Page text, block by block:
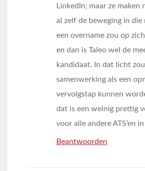
LinkedIn; maar ze maken
al zelf de beweging in
een overname zou op
en dan is Taleo wel de
kandidaat. In dat licht
samenwerking als een
vervolgstap kunnen
dat is een weinig prettig
voor alle andere ATS’en
Beantwoorden